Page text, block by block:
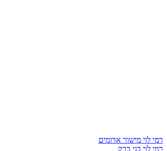
רמי לוי מישור אדומים
רמי לוי בני ברק